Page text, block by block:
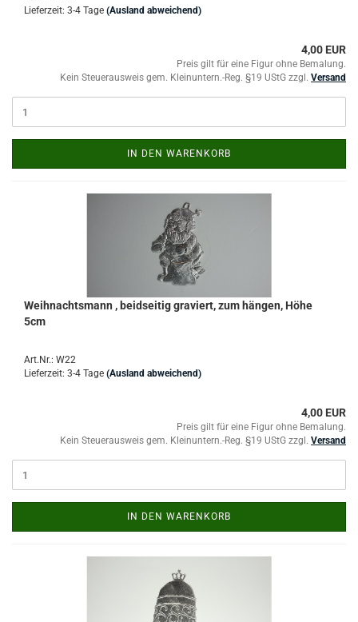
Lieferzeit: 3-4 Tage (Ausland abweichend)
4,00 EUR
Preis gilt für eine Figur ohne Bemalung.
Kein Steuerausweis gem. Kleinuntern.-Reg. §19 UStG zzgl. Versand
IN DEN WARENKORB
Weihnachtsmann , beidseitig graviert, zum hängen, Höhe
5cm
Art.Nr.: W22
Lieferzeit: 3-4 Tage (Ausland abweichend)
4,00 EUR
Preis gilt für eine Figur ohne Bemalung.
Kein Steuerausweis gem. Kleinuntern.-Reg. §19 UStG zzgl. Versand
IN DEN WARENKORB